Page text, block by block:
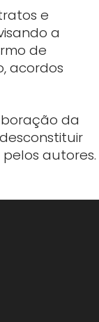
e
a
de
acordos
da
autores.